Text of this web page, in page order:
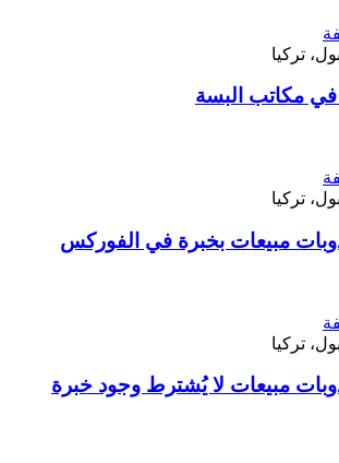
تركيا
مكاتب البسة
تركيا
مبيعات بخبرة في الفوركس
تركيا
مبيعات لا يُشترط وجود خبرة